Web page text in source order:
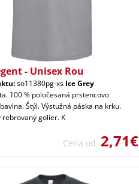
- Unisex Rou
so11380pg-xs Ice Grey
100 % poločesaná prstencovo
Štýl. Výstužná páska na krku.
rebrovaný golier. K
Cena od 2,71€